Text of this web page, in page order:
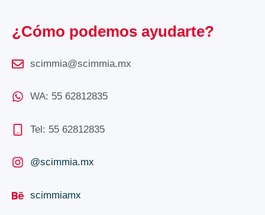
¿Cómo podemos ayudarte?
scimmia@scimmia.mx
WA: 55 62812835
Tel: 55 62812835
@scimmia.mx
scimmiamx